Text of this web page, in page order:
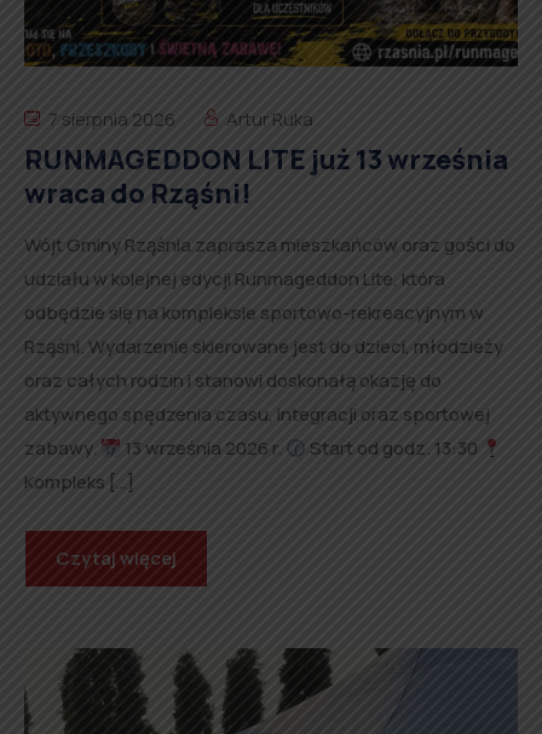
7 sierpnia 2026 Artur Ruka
RUNMAGEDDON LITE już 13 września
wraca do Rząśni!
Wójt Gminy Rząśnia zaprasza mieszkańców oraz gości do
udziału w kolejnej edycji Runmageddon Lite, która
odbędzie się na kompleksie sportowo-rekreacyjnym w
Rząśni. Wydarzenie skierowane jest do dzieci, młodzieży
oraz całych rodzin i stanowi doskonałą okazję do
aktywnego spędzenia czasu, integracji oraz sportowej
zabawy.
13 września 2026 r.
Start od godz. 13:30
Kompleks […]
Czytaj więcej